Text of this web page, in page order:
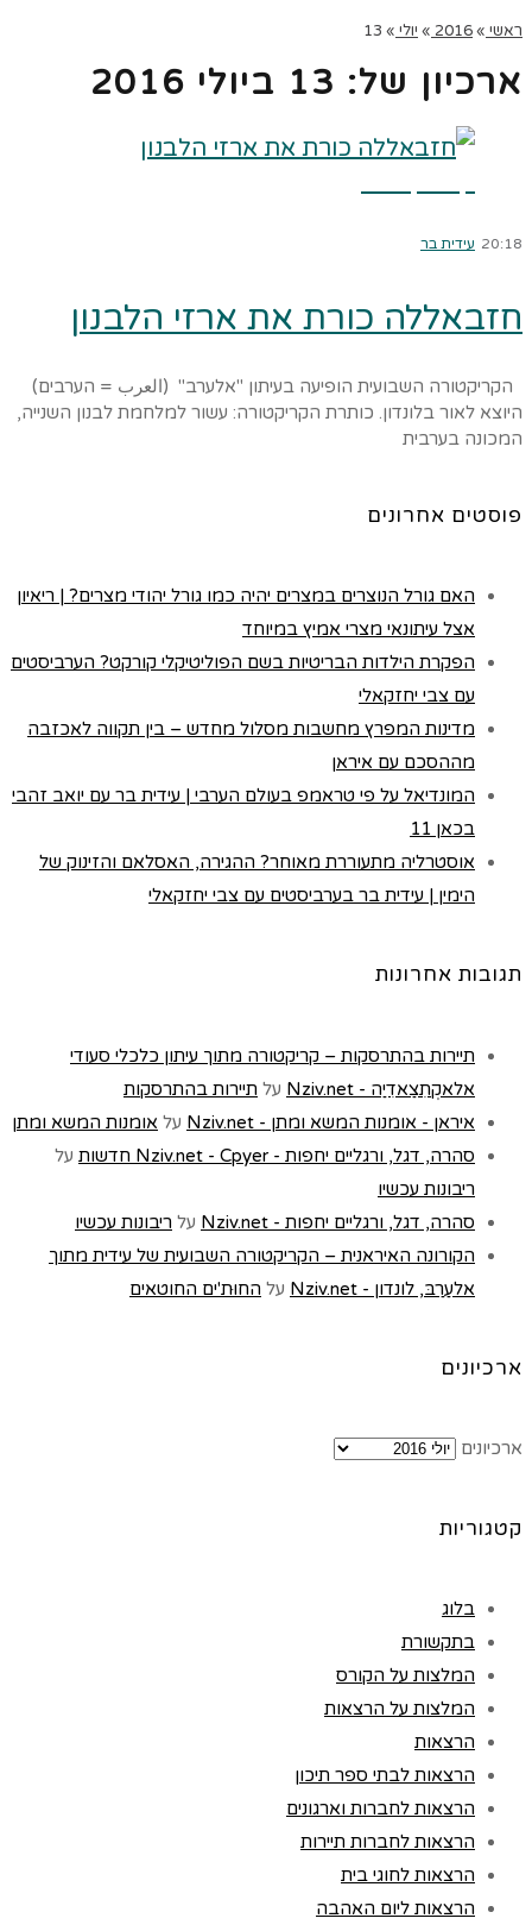
ראשי »
2016
» יולי »
13
ארכיון של: 13 ביולי 2016
20:18 עידית בר
חזבאללה כורת את ארזי הלבנון
הקריקטורה השבועית הופיעה בעיתון "אלערב" (العرب = הערבים)
היוצא לאור בלונדון. כותרת הקריקטורה: עשור למלחמת לבנון השנייה,
המכונה בערבית
פוסטים אחרונים
האם גורל הנוצרים במצרים יהיה כמו גורל יהודי מצרים? | ריאיון
אצל עיתונאי מצרי אמיץ במיוחד
הפקרת הילדות הבריטיות בשם הפוליטיקלי קורקט? הערביסטים
עם צבי יחזקאלי
מדינות המפרץ מחשבות מסלול מחדש – בין תקווה לאכזבה
מההסכם עם איראן
המונדיאל על פי טראמפ בעולם הערבי | עידית בר עם יואב זהבי
בכאן 11
אוסטרליה מתעוררת מאוחר? ההגירה, האסלאם והזינוק של
הימין | עידית בר בערביסטים עם צבי יחזקאלי
תגובות אחרונות
תיירות בהתרסקות – קריקטורה מתוך עיתון כלכלי סעודי
אלאקְתִצַאדִיַה - Nziv.net
על תיירות בהתרסקות
איראן - אומנות המשא ומתן - Nziv.net
על אומנות המשא ומתן
סהרה, דגל, ורגליים יחפות - Nziv.net - Cpyer חדשות
על
ריבונות עכשיו
סהרה, דגל, ורגליים יחפות - Nziv.net
על ריבונות עכשיו
הקורונה האיראנית – הקריקטורה השבועית של עידית מתוך
אלעַרַבּ, לונדון - Nziv.net
על החוּת'ים החוטאים
ארכיונים
ארכיונים
קטגוריות
בלוג
בתקשורת
המלצות על הקורס
המלצות על הרצאות
הרצאות
הרצאות לבתי ספר תיכון
הרצאות לחברות וארגונים
הרצאות לחברות תיירות
הרצאות לחוגי בית
הרצאות ליום האהבה